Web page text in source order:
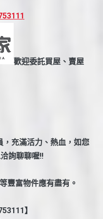
歡迎委託買屋、賣屋
充滿活力、熱血，如您
詢聊聊喔!!
豐富物件應有盡有。
】